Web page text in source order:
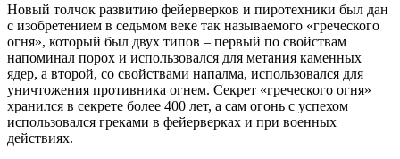
Новый толчок развитию фейерверков и пиротехники был дан
с изобретением в седьмом веке так называемого «греческого
огня», который был двух типов – первый по свойствам
напоминал порох и использовался для метания каменных
ядер, а второй, со свойствами напалма, использовался для
уничтожения противника огнем. Секрет «греческого огня»
хранился в секрете более 400 лет, а сам огонь с успехом
использовался греками в фейерверках и при военных
действиях.